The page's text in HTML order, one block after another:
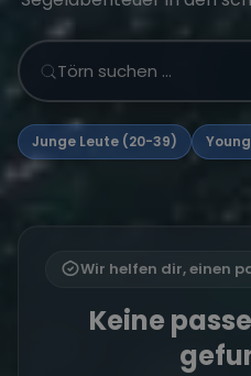
Törn suchen …
Junge Leute (20-39)
Wir helfen dir, einen
Keine